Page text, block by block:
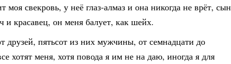
моя свекровь, у неё глаз-алмаз и она никогда не врёт, сын
и красавец, он меня балует, как шейх.
друзей, пятьсот из них мужчины, от семнадцати до
хотят меня, хотя повода я им не на даю, иногда я для